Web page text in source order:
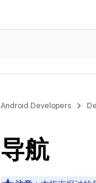
Android Developers
导航